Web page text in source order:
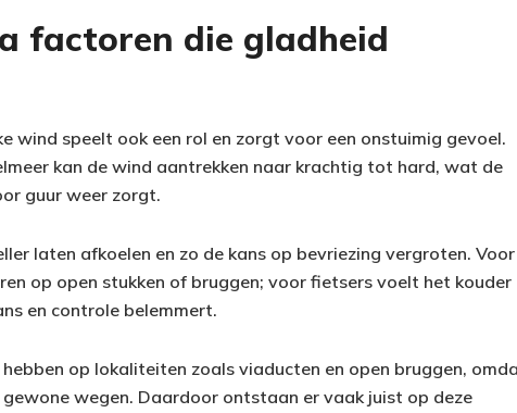
factoren die gladheid
wind speelt ook een rol en zorgt voor een onstuimig gevoel.
kan de wind aantrekken naar krachtig tot hard, wat de
guur weer zorgt.
laten afkoelen en zo de kans op bevriezing vergroten. Voor
op open stukken of bruggen; voor fietsers voelt het kouder
en controle belemmert.
op lokaliteiten zoals viaducten en open bruggen,
wegen. Daardoor ontstaan er vaak juist op deze